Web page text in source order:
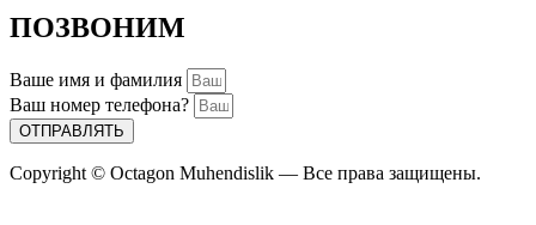
ПОЗВОНИМ
Ваше имя и фамилия
Ваш номер телефона?
ОТПРАВЛЯТЬ
Copyright © Octagon Muhendislik — Все права защищены.